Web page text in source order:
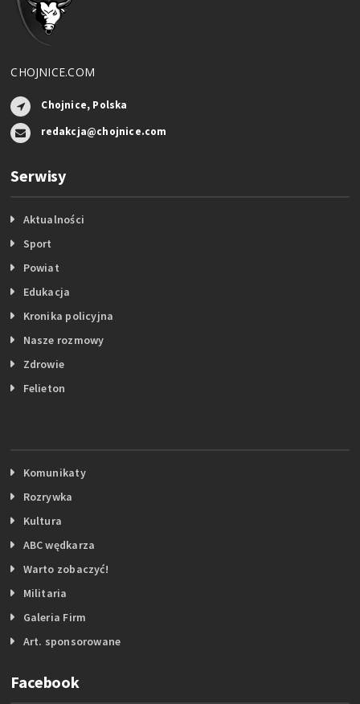
CHOJNICE.COM
Chojnice, Polska
redakcja@chojnice.com
Serwisy
Aktualności
Sport
Powiat
Edukacja
Kronika policyjna
Nasze rozmowy
Zdrowie
Felieton
Komunikaty
Rozrywka
Kultura
ABC wędkarza
Warto zobaczyć!
Militaria
Galeria Firm
Art. sponsorowane
Facebook